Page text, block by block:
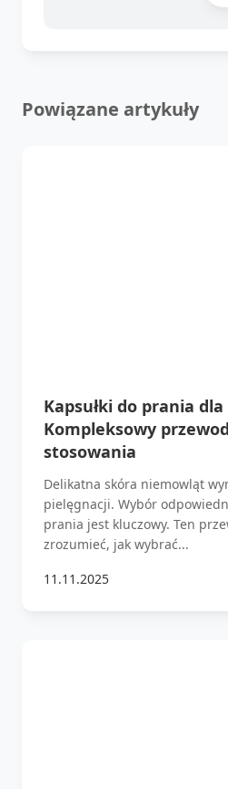
Powiązane artykuły
Kapsułki do prania
Kompleksowy
stosowania
Delikatna skóra niemowląt
pielęgnacji. Wybór
prania jest kluczowy. Ten
zrozumieć, jak wybrać...
11.11.2025